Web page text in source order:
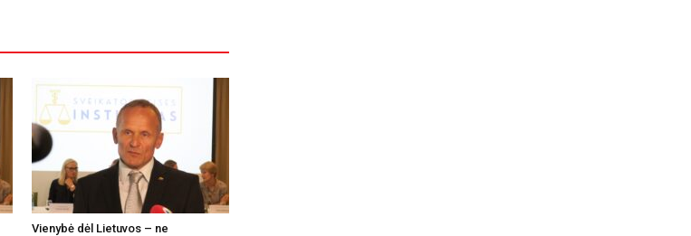
Vienybė dėl Lietuvos – ne